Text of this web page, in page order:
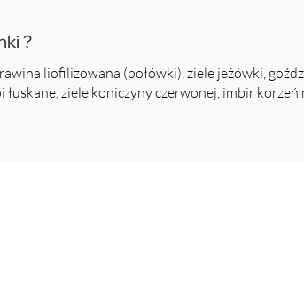
?
liofilizowana (połówki), ziele jeżówki,
ziele koniczyny czerwonej, imbir korzeń